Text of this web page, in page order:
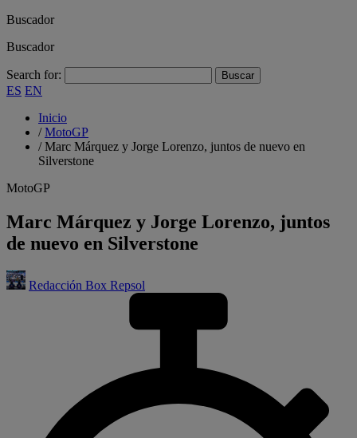
Buscador
Buscador
Search for:
ES EN
Inicio
/MotoGP
/Marc Márquez y Jorge Lorenzo, juntos de nuevo en
Silverstone
MotoGP
Marc Márquez y Jorge Lorenzo, juntos
de nuevo en Silverstone
Redacción Box Repsol